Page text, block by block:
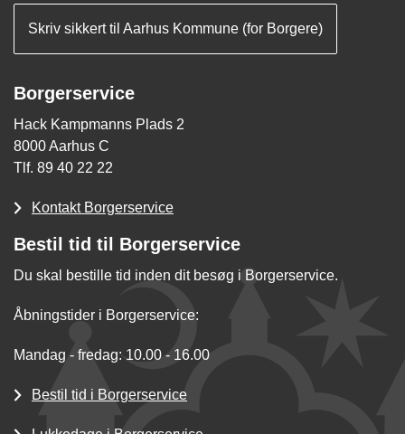
Skriv sikkert til Aarhus Kommune (for Borgere)
Borgerservice
Hack Kampmanns Plads 2
8000 Aarhus C
Tlf. 89 40 22 22
Kontakt Borgerservice
Bestil tid til Borgerservice
Du skal bestille tid inden dit besøg i Borgerservice.
Åbningstider i Borgerservice:
Mandag - fredag: 10.00 - 16.00
Bestil tid i Borgerservice